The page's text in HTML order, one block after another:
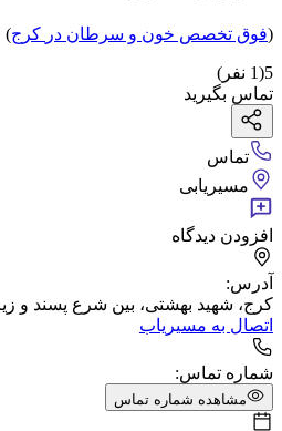
(فوق تخصص خون و سرطان در کرج)
5
(
1 نفر)
تماس بگیرید
تماس
مسیریابی
افزودن دیدگاه
آدرس:
کرج، شهید بهشتى، بین شرع پسند و
اتصال به مسیریاب
شماره تماس:
مشاهده شماره تماس